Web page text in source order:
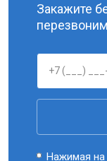
Закажите
Нажимая на